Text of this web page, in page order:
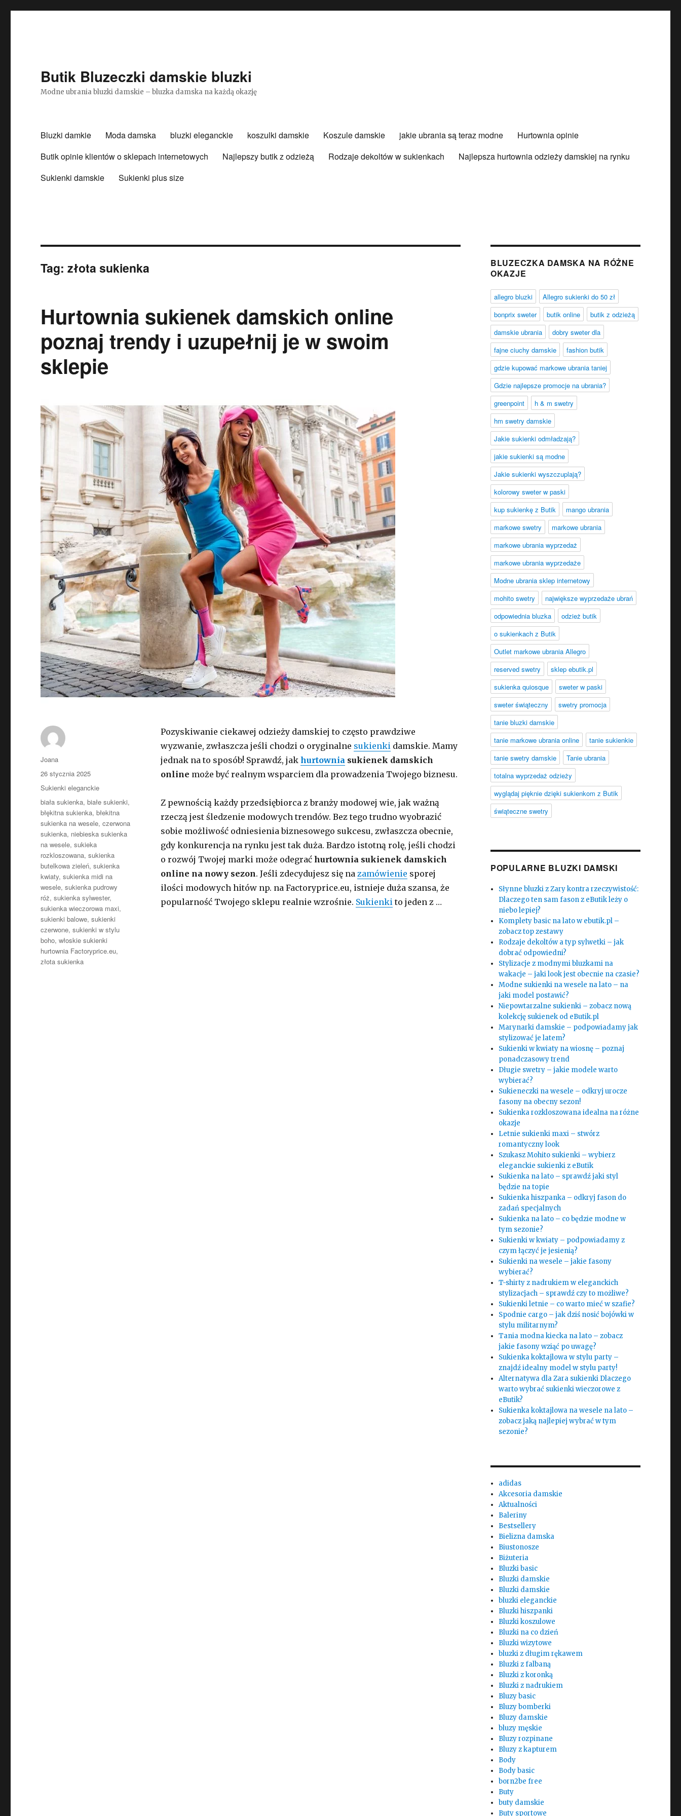
Butik Bluzeczki damskie bluzki
Modne ubrania bluzki damskie – bluzka damska na każdą okazję
Bluzki damkie Moda damska bluzki eleganckie koszulki damskie Koszule damskie jakie ubrania są teraz modne
Hurtownia opinie
Butik opinie klientów o sklepach internetowych
Najlepszy butik z odzieżą Rodzaje dekoltów w sukienkach
Najlepsza hurtownia odzieży damskiej na rynku
Sukienki damskie
Sukienki plus size
Tag:złota sukienka
Hurtownia sukienek damskich online
poznaj trendy i uzupełnij je w swoim
sklepie
Pozyskiwanie ciekawej odzieży damskiej to często prawdziwe
wyzwanie, zwłaszcza jeśli chodzi o oryginalne sukienkidamskie. Mamy
jednak na to sposób! Sprawdź, jak hurtownia sukienek damskich
online może być realnym wsparciem dla prowadzenia Twojego biznesu.
Z pewnością każdy przedsiębiorca z branży modowej wie, jak ważną
rzeczą jest śledzenie modowych trendów. Bez tego trudno wyobrazić
sobie możliwość odniesienia biznesowego sukcesu, zwłaszcza obecnie,
gdy konkurencja na rynku jest tak duża. Bardzo istotną rolę, jeśli chodzi
o rozwój Twojej marki może odegrać hurtownia sukienek damskich
online na nowy sezon. Jeśli zdecydujesz się na zamówienie sporej
ilości modowych hitów np. na Factoryprice.eu, istnieje duża szansa, że
popularność Twojego sklepu realnie wzrośnie. Sukienkito jeden z …
Autor
Joana
Opublikowano
26 stycznia 2025
Kategorie
Sukienki eleganckie
Tagi
biała sukienka,białe sukienki,
błękitna sukienka,błekitna
sukienka na wesele,czerwona
sukienka, niebieska sukienka
na wesele,sukieka
rozkloszowana,sukienka
butelkowa zieleń,sukienka
kwiaty,sukienka midi na
wesele,sukienka pudrowy
róż,sukienka sylwester,
sukienka wieczorowa maxi,
sukienki balowe,sukienki
czerwone,sukienki w stylu
boho,włoskie sukienki
hurtownia Factoryprice.eu,
złota sukienka
BLUZECZKA DAMSKA NA RÓŻNE
OKAZJE
allegro bluzki
Allegro sukienki do 50 zł
bonprix sweter
butik online
butik z odzieżą
damskie ubrania
dobry sweter dla
fajne ciuchy damskie
fashion butik
gdzie kupować markowe ubrania taniej
Gdzie najlepsze promocje na ubrania?
greenpoint
h & m swetry
hm swetry damskie
Jakie sukienki odmładzają?
jakie sukienki są modne
Jakie sukienki wyszczuplają?
kolorowy sweter w paski
kup sukienkę z Butik
mango ubrania
markowe swetry
markowe ubrania
markowe ubrania wyprzedaż
markowe ubrania wyprzedaże
Modne ubrania sklep internetowy
mohito swetry
największe wyprzedaże ubrań
odpowiednia bluzka
odzież butik
o sukienkach z Butik
Outlet markowe ubrania Allegro
reserved swetry
sklep ebutik.pl
sukienka quiosque
sweter w paski
sweter świąteczny
swetry promocja
tanie bluzki damskie
tanie markowe ubrania online
tanie sukienkie
tanie swetry damskie
Tanie ubrania
totalna wyprzedaż odzieży
wyglądaj pięknie dzięki sukienkom z Butik
świąteczne swetry
POPULARNE BLUZKI DAMSKI
Słynne bluzki z Zary kontra rzeczywistość:
Dlaczego ten sam fason z eButik leży o
niebo lepiej?
Komplety basic na lato w ebutik.pl –
zobacz top zestawy
Rodzaje dekoltów a typ sylwetki – jak
dobrać odpowiedni?
Stylizacje z modnymi bluzkami na
wakacje – jaki look jest obecnie na czasie?
Modne sukienki na wesele na lato – na
jaki model postawić?
Niepowtarzalne sukienki – zobacz nową
kolekcję sukienek od eButik.pl
Marynarki damskie – podpowiadamy jak
stylizować je latem?
Sukienki w kwiaty na wiosnę – poznaj
ponadczasowy trend
Długie swetry – jakie modele warto
wybierać?
Sukieneczki na wesele – odkryj urocze
fasony na obecny sezon!
Sukienka rozkloszowana idealna na różne
okazje
Letnie sukienki maxi – stwórz
romantyczny look
Szukasz Mohito sukienki – wybierz
eleganckie sukienki z eButik
Sukienka na lato – sprawdź jaki styl
będzie na topie
Sukienka hiszpanka – odkryj fason do
zadań specjalnych
Sukienka na lato – co będzie modne w
tym sezonie?
Sukienki w kwiaty – podpowiadamy z
czym łączyć je jesienią?
Sukienki na wesele – jakie fasony
wybierać?
T-shirty z nadrukiem w eleganckich
stylizacjach – sprawdź czy to możliwe?
Sukienki letnie – co warto mieć w szafie?
Spodnie cargo – jak dziś nosić bojówki w
stylu militarnym?
Tania modna kiecka na lato – zobacz
jakie fasony wziąć po uwagę?
Sukienka koktajlowa w stylu party –
znajdź idealny model w stylu party!
Alternatywa dla Zara sukienki Dlaczego
warto wybrać sukienki wieczorowe z
eButik?
Sukienka koktajlowa na wesele na lato –
zobacz jaką najlepiej wybrać w tym
sezonie?
adidas
Akcesoria damskie
Aktualności
Baleriny
Bestsellery
Bielizna damska
Biustonosze
Biżuteria
Bluzki basic
Bluzki damskie
Bluzki damskie
bluzki eleganckie
Bluzki hiszpanki
Bluzki koszulowe
Bluzki na co dzień
Bluzki wizytowe
bluzki z długim rękawem
Bluzki z falbaną
Bluzki z koronką
Bluzki z nadrukiem
Bluzy basic
Bluzy bomberki
Bluzy damskie
bluzy męskie
Bluzy rozpinane
Bluzy z kapturem
Body
Body basic
born2be free
Buty
buty damskie
Buty sportowe